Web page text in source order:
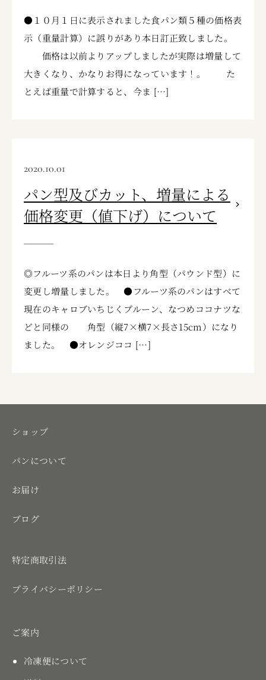
●１０月１日に表示されました食パン類５種の価格表
示（重量計算）に誤りがあり本日訂正致しました。
価格は以前よりアップしましたが実際は増量して
大きくなり、かなりお得になっています！。 た
とえば重量で計算すると、今ま […]
2020.10.01
パン型及びカット、増量による
価格変更（値下げ）について
◎フルーツ系のパンは本日より角型（パウンド型）に
変更し増量しました。 ●フルーツ系のパンはすべて
現在のキャロブいちじくプルーン、なつめココナツな
どと同様の 角型（縦7×横7×長さ15cm）になり
ました。 ●オレンジココ […]
ショップ
パンについて
お届け
ブログ
特定商取引法
プライバシーポリシー
ご案内
冷凍便について